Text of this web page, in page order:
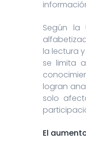
Según la
la lectura
se limita
logran
solo
El